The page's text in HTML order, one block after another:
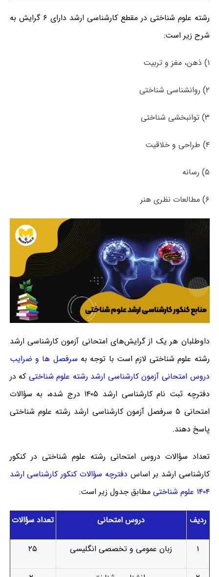
رشته علوم شناختی در مقطع کارشناسی ارشد دارای ۶ گرایش به
شرح زیر است:
۱) ذهن، مغز و تربیت
۲) روانشناسی شناختی
۳) توانبخشی شناختی
۴) طراحی و خلاقیت
۵) رسانه
۶) مطالعات نظری هنر
داوطلبان هر یک از گرایش‌های امتحانی آزمون کارشناسی ارشد
رشته علوم شناختی لازم است با توجه به سرفصل ها و ضرایب
دروس امتحانی آزمون کارشناسی ارشد رشته علوم شناختی که در
دفترچه ثبت نام کارشناسی ارشد ۱۴۰۵ درج شده، به سؤالات
امتحانی ۵ سرفصل آزمون کارشناسی ارشد رشته علوم شناختی
پاسخ دهند.
تعداد سؤالات دروس امتحانی رشته علوم شناختی در کنکور
کارشناسی ارشد بر اساس دفترچه سؤالات کنکور کارشناسی ارشد
۱۴۰۴ علوم شناختی
مطابق جدول زیر است:
ردیف دروس امتحانی تعداد سؤالات
۱ زبان عمومی و تخصصی انگلیسی ۲۵